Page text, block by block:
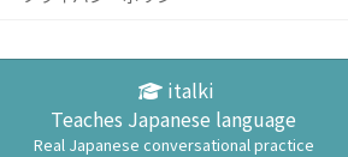
italki
Teaches Japanese language
Real Japanese conversational practice